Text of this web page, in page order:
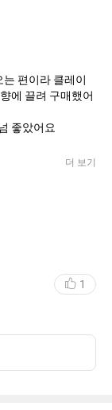
편이라 클레이
에 끌려 구매했어
좋았어요
거없이
더 보기
1